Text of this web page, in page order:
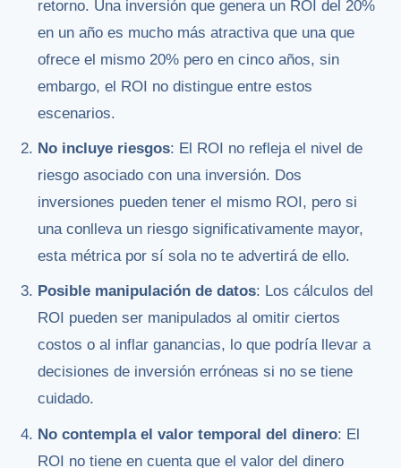
retorno. Una inversión que genera un ROI del 20%
en un año es mucho más atractiva que una que
ofrece el mismo 20% pero en cinco años, sin
embargo, el ROI no distingue entre estos
escenarios.
No incluye riesgos: El ROI no refleja el nivel de
riesgo asociado con una inversión. Dos
inversiones pueden tener el mismo ROI, pero si
una conlleva un riesgo significativamente mayor,
esta métrica por sí sola no te advertirá de ello.
Posible manipulación de datos: Los cálculos del
ROI pueden ser manipulados al omitir ciertos
costos o al inflar ganancias, lo que podría llevar a
decisiones de inversión erróneas si no se tiene
cuidado.
No contempla el valor temporal del dinero: El
ROI no tiene en cuenta que el valor del dinero